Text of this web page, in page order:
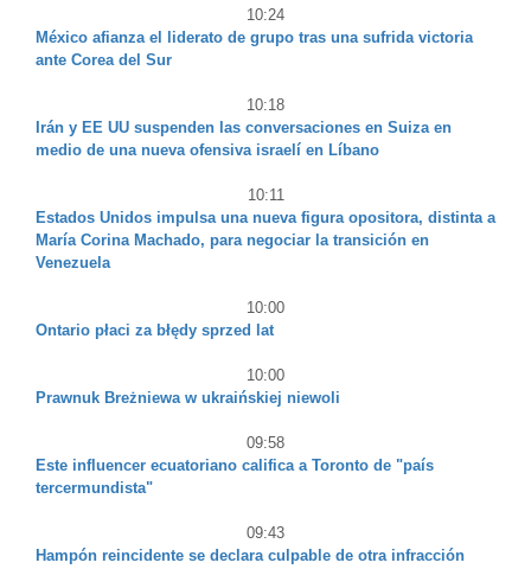
10:24
México afianza el liderato de grupo tras una sufrida victoria
ante Corea del Sur
10:18
Irán y EE UU suspenden las conversaciones en Suiza en
medio de una nueva ofensiva israelí en Líbano
10:11
Estados Unidos impulsa una nueva figura opositora, distinta a
María Corina Machado, para negociar la transición en
Venezuela
10:00
Ontario płaci za błędy sprzed lat
10:00
Prawnuk Breżniewa w ukraińskiej niewoli
09:58
Este influencer ecuatoriano califica a Toronto de "país
tercermundista"
09:43
Hampón reincidente se declara culpable de otra infracción